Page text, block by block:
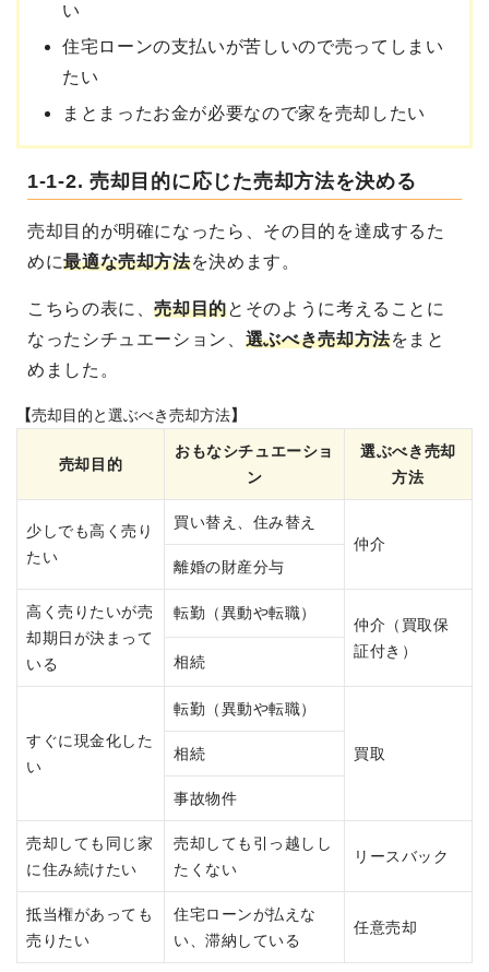
い
住宅ローンの支払いが苦しいので売ってしまい
たい
まとまったお金が必要なので家を売却したい
1-1-2. 売却目的に応じた売却方法を決める
売却目的が明確になったら、その目的を達成するた
めに最適な売却方法を決めます。
こちらの表に、売却目的とそのように考えることに
なったシチュエーション、 選ぶべき売却方法をまと
めました。
【売却目的と選ぶべき売却方法】
売却 目的
おもなシチュエーショ
ン
選ぶべき売却
方法
少しでも高く売り
たい
買い替え、住み替え
仲介
離婚の財産分与
高く売りたいが売
却期日が決まって
いる
転勤（異動や転職）
仲介（買取保
証付き）
相続
すぐに現金化した
い
転勤（異動や転職）
買取
相続
事故物件
売却しても同じ家
に住み続けたい
売却しても引っ越しし
たくない
リースバック
抵当権があっても
売りたい
住宅ローンが払えな
い、滞納している
任意売却